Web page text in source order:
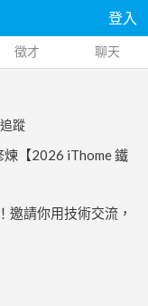
登入
徵才 聊天
蹤
【2026 iThome 鐵
請你用技術交流，